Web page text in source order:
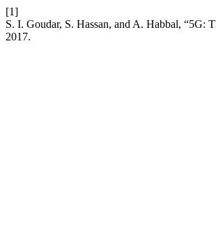
[1]
S. I. Goudar, S. Hassan, and A. Habbal, “5G:
2017.